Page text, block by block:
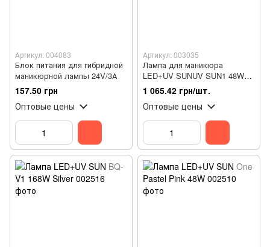
Артикул: 004083
Блок питания для гибридной
маникюрной лампы 24V/3А
157.50 грн
Оптовые цены
Артикул: 003035
Лампа для маникюра
LED+UV SUNUV SUN1 48W
Black
1 065.42 грн/шт.
Оптовые цены